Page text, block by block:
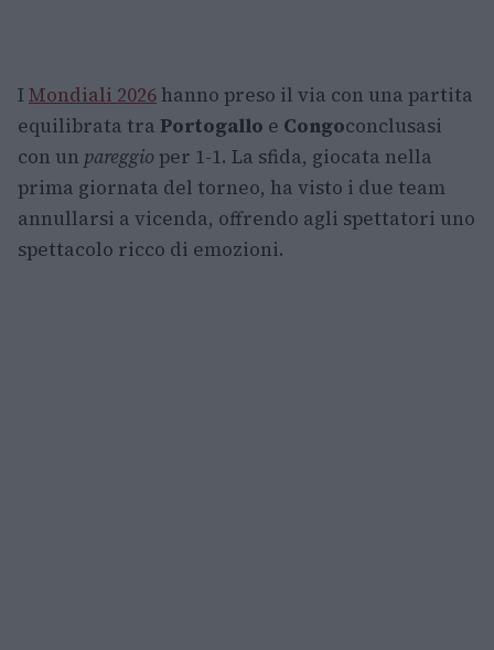
I Mondiali 2026 hanno preso il via con una partita
equilibrata tra Portogallo e Congoconclusasi
con un pareggio per 1-1. La sfida, giocata nella
prima giornata del torneo, ha visto i due team
annullarsi a vicenda, offrendo agli spettatori uno
spettacolo ricco di emozioni.